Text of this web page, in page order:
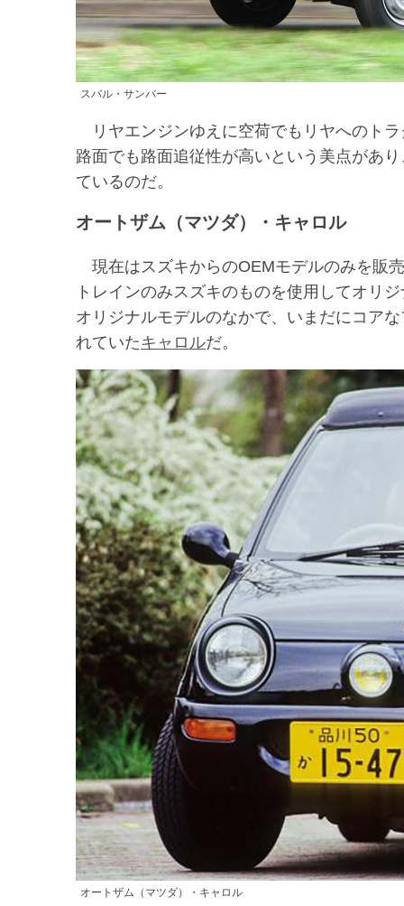
スバル・サンバー
リヤエンジンゆえに空荷でもリヤへのト
路面でも路面追従性が高いという美点があ
ているのだ。
オートザム（マツダ）・キャロル
現在はスズキからのOEMモデルのみを販
トレインのみスズキのものを使用してオリ
オリジナルモデルのなかで、いまだにコア
れていたキャロルだ。
オートザム（マツダ）・キャロル